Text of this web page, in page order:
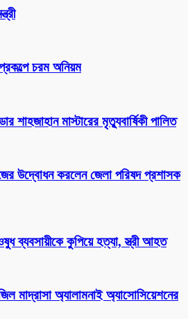
চরম অনিয়ম
শাহজাহান মাস্টারের মৃত্যুবার্ষিকী পালিত
উদ্বোধন করলেন জেলা পরিষদ প্রশাসক
ব্যবসায়ীকে কুপিয়ে হত্যা, স্ত্রী আহত
মাদ্রাসা অ্যালামনাই অ্যাসোসিয়েশনের